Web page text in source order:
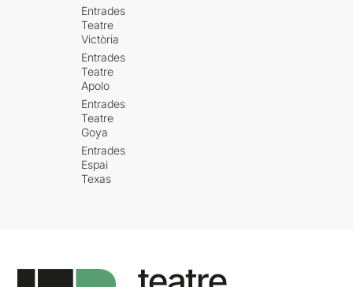
Entrades
Teatre
Victòria
Entrades
Teatre
Apolo
Entrades
Teatre
Goya
Entrades
Espai
Texas